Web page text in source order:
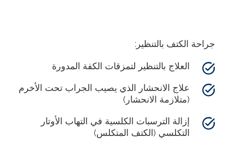
جراحة الكتف بالتنظير:
العلاج بالتنظير لتمزقات الكفة المدورة
علاج الانحشار الذي يصيب الجراب تحت الأخرم
(متلازمة الانحشار)
إزالة الترسبات الكلسية في التهاب الأوتار
التكلسي (الكتف المتكلس)